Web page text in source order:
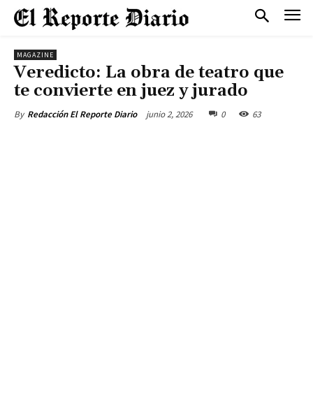
MAGAZINE
Veredicto: La obra de teatro que
te convierte en juez y jurado
By Redacción El Reporte Diario junio 2, 2026 0 63